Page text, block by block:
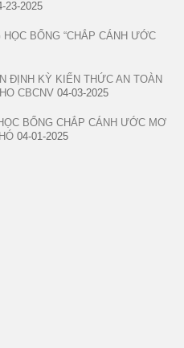
23-2025
BỔNG “CHẮP CÁNH ƯỚC
ĐỊNH KỲ KIẾN THỨC AN TOÀN
CBCNV 04-03-2025
BỔNG CHẮP CÁNH ƯỚC MƠ
04-01-2025